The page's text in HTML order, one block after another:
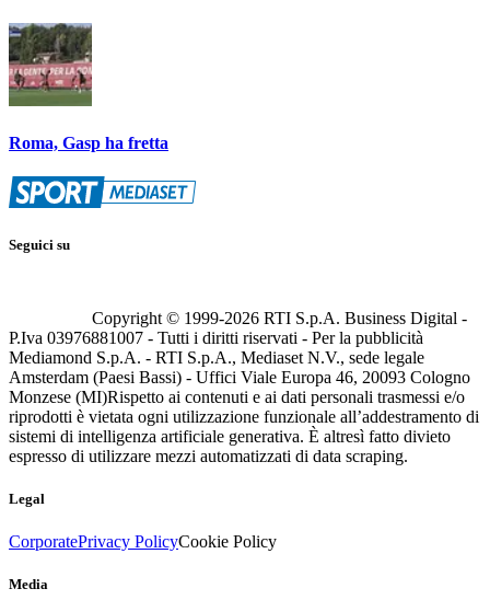
Roma, Gasp ha fretta
Seguici su
Copyright © 1999-2026 RTI S.p.A. Business Digital -
P.Iva 03976881007 - Tutti i diritti riservati - Per la pubblicità
Mediamond S.p.A. - RTI S.p.A., Mediaset N.V., sede legale
Amsterdam (Paesi Bassi) - Uffici Viale Europa 46, 20093 Cologno
Monzese (MI)Rispetto ai contenuti e ai dati personali trasmessi e/o
riprodotti è vietata ogni utilizzazione funzionale all’addestramento di
sistemi di intelligenza artificiale generativa. È altresì fatto divieto
espresso di utilizzare mezzi automatizzati di data scraping.
Legal
CorporatePrivacy PolicyCookie Policy
Media